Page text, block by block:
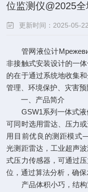
位监测仪@2025全
更新时间：2025-05-22
管网液位计Мрежеви
非接触式安装设计的一
的在于通过系统地收集
管理、环境保护、灾害预
一、产品简介
GSW1系列一体式液
可同时选用雷达、压力
用目前优良的测距模式
光测距雷达，工业超声
式压力传感器，可通过
位，通过算法分析，确保
产品体积小巧，结构